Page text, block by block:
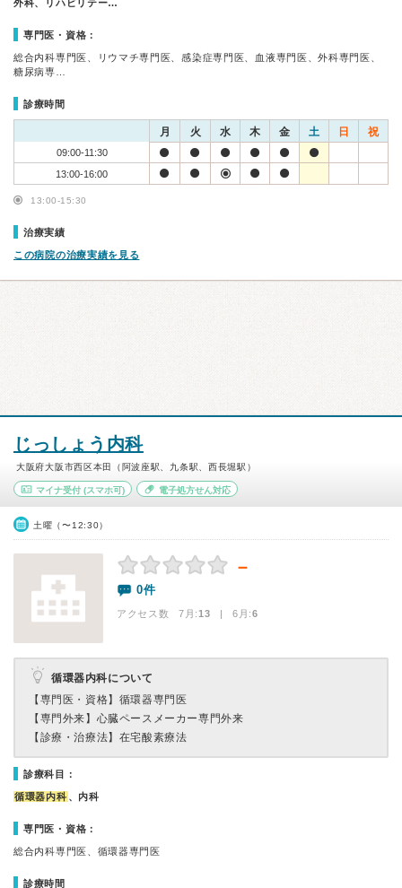
外科、リハビリテー…
専門医・資格：
総合内科専門医、リウマチ専門医、感染症専門医、血液専門医、外科専門医、
糖尿病専…
診療時間
月 火 水 木 金 土 日 祝
09:00-11:30
13:00-16:00
13:00-15:30
治療実績
この病院の治療実績を見る
じっしょう内科
大阪府大阪市西区本田（阿波座駅、九条駅、西長堀駅）
マイナ受付 (スマホ可) 電子処方せん対応
土曜（〜12:30）
－
0件
アクセス数 7月:13 | 6月:6
循環器内科について
【専門医・資格】 循環器専門医
【専門外来】 心臓ペースメーカー専門外来
【診療・治療法】 在宅酸素療法
診療科目：
循環器内科 、内科
専門医・資格：
総合内科専門医、循環器専門医
診療時間